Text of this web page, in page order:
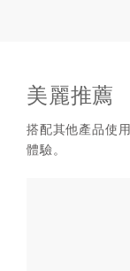
美麗推薦
搭配其他產品使
體驗。